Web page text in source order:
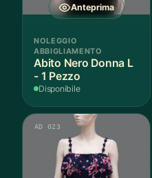
Anteprima
NOLEGGIO
ABBIGLIAMENTO
Abito Nero Donna L
- 1 Pezzo
Disponibile
AD 023